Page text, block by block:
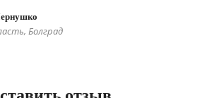
Болград